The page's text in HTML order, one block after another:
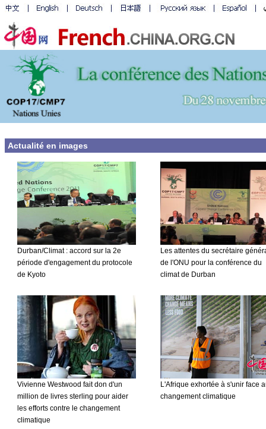
Actualité en images
Durban/Climat : accord sur la 2e
période d'engagement du protocole
de Kyoto
Les attentes du secrétaire
de l'ONU pour la conférence du
climat de Durban
Vivienne Westwood fait don d'un
million de livres sterling pour aider
les efforts contre le changement
climatique
L'Afrique exhortée à s'unir face
changement climatique